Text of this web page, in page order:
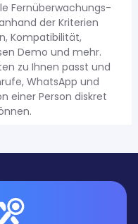
Fernüberwachungs-
der Kriterien
Kompatibilität,
Demo und mehr.
zu Ihnen passt und
WhatsApp und
einer Person diskret